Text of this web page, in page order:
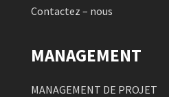
Contactez – nous
MANAGEMENT
MANAGEMENT DE PROJET